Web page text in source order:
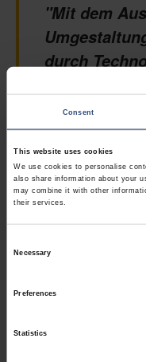
Consent
This website uses cookies
We use cookies to personalise
also share information about your
may combine it with other
their services.
Necessary
Preferences
Statistics
"Mit dem
durch
ebenso
Geräte
der Netze
mag wie ein
erscheinen,